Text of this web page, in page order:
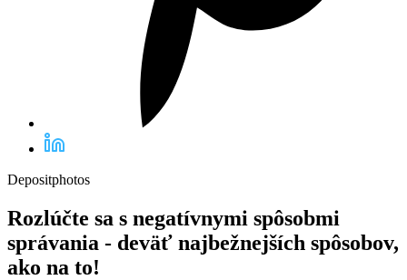
Depositphotos
Rozlúčte sa s negatívnymi spôsobmi
správania - deväť najbežnejších spôsobov,
ako na to!